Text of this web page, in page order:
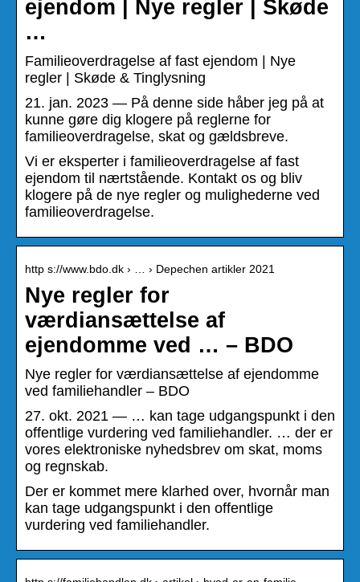
ejendom | Nye regler | Skøde
…
Familieoverdragelse af fast ejendom | Nye
regler | Skøde & Tinglysning
21. jan. 2023 — På denne side håber jeg på at
kunne gøre dig klogere på reglerne for
familieoverdragelse, skat og gældsbreve.
Vi er eksperter i familieoverdragelse af fast
ejendom til nærtstående. Kontakt os og bliv
klogere på de nye regler og mulighederne ved
familieoverdragelse.
http s://www.bdo.dk › … › Depechen artikler 2021
Nye regler for
værdiansættelse af
ejendomme ved … – BDO
Nye regler for værdiansættelse af ejendomme
ved familiehandler – BDO
27. okt. 2021 — … kan tage udgangspunkt i den
offentlige vurdering ved familiehandler. … der er
vores elektroniske nyhedsbrev om skat, moms
og regnskab.
Der er kommet mere klarhed over, hvornår man
kan tage udgangspunkt i den offentlige
vurdering ved familiehandler.